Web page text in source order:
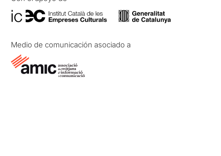
Medio de comunicación asociado a